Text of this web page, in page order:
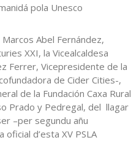
pola Unesco
Abel Fernández,
XXI, la Vicealcaldesa
Ferrer, Vicepresidente de la
de Cider Cities-,
de la Fundación Caxa Rural
Prado y Pedregal, del llagar
–per segundu añu
d’esta XV PSLA